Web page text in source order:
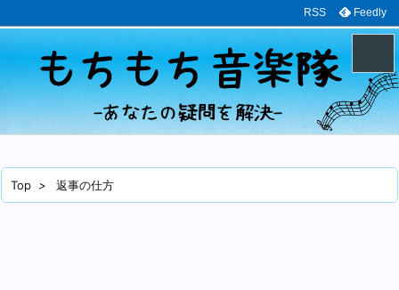
メニュ
RSS Feedly
Top > 返事の仕方